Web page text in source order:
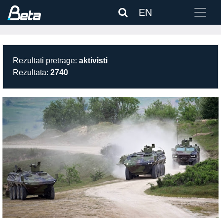
EN
Rezultati pretrage: aktivisti
Rezultata: 2740